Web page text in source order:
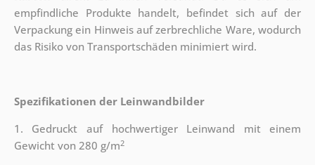
empfindliche Produkte handelt, befindet sich auf der
Verpackung ein Hinweis auf zerbrechliche Ware, wodurch
das Risiko von Transportschäden minimiert wird.
Spezifikationen der Leinwandbilder
1. Gedruckt auf hochwertiger Leinwand mit einem
Gewicht von 280 g/m2